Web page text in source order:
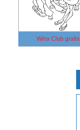
Winx Club gratis